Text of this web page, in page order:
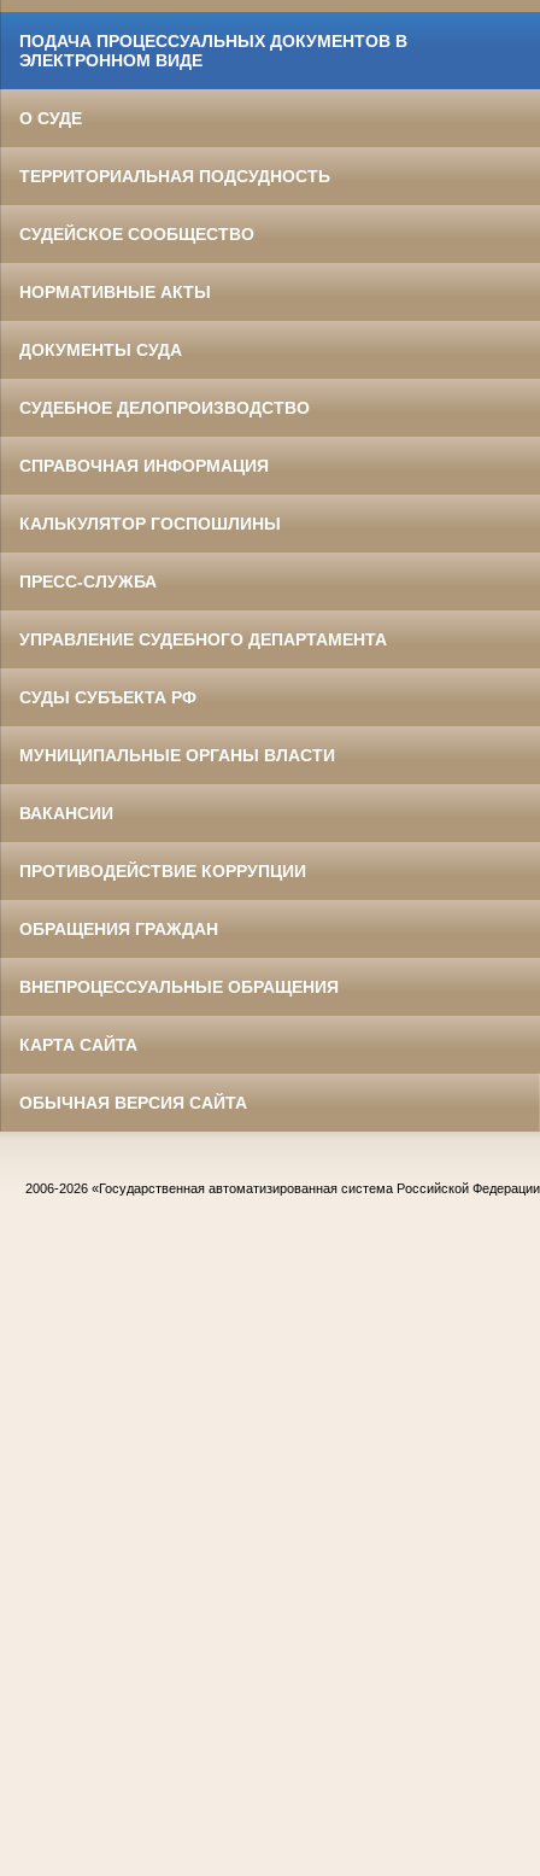
ПОДАЧА ПРОЦЕССУАЛЬНЫХ ДОКУМЕНТОВ В
ЭЛЕКТРОННОМ ВИДЕ
О СУДЕ
ТЕРРИТОРИАЛЬНАЯ ПОДСУДНОСТЬ
СУДЕЙСКОЕ СООБЩЕСТВО
НОРМАТИВНЫЕ АКТЫ
ДОКУМЕНТЫ СУДА
СУДЕБНОЕ ДЕЛОПРОИЗВОДСТВО
СПРАВОЧНАЯ ИНФОРМАЦИЯ
КАЛЬКУЛЯТОР ГОСПОШЛИНЫ
ПРЕСС-СЛУЖБА
УПРАВЛЕНИЕ СУДЕБНОГО ДЕПАРТАМЕНТА
СУДЫ СУБЪЕКТА РФ
МУНИЦИПАЛЬНЫЕ ОРГАНЫ ВЛАСТИ
ВАКАНСИИ
ПРОТИВОДЕЙСТВИЕ КОРРУПЦИИ
ОБРАЩЕНИЯ ГРАЖДАН
ВНЕПРОЦЕССУАЛЬНЫЕ ОБРАЩЕНИЯ
КАРТА САЙТА
ОБЫЧНАЯ ВЕРСИЯ САЙТА
2006-2026 «Государственная автоматизированная система Российской